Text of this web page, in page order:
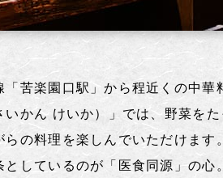
「苦楽園口駅」から程近くの中華
いかん けいか）」では、野菜をた
らの料理を楽しんでいただけます。
としているのが「医食同源」の心